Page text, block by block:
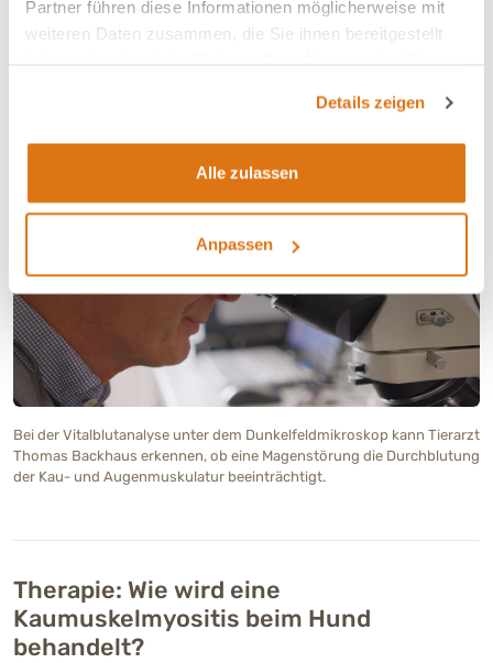
Partner führen diese Informationen möglicherweise mit
weiteren Daten zusammen, die Sie ihnen bereitgestellt
Details zeigen
Alle zulassen
Anpassen
die Gesundheit Deines Hundes bietet, dann klick Dich in
Bei der Vitalblutanalyse unter dem Dunkelfeldmikroskop kann Tierarzt
Thomas Backhaus erkennen, ob eine Magenstörung die Durchblutung
der Kau- und Augenmuskulatur beeinträchtigt.
Therapie: Wie wird eine
Kaumuskelmyositis beim Hund
behandelt?